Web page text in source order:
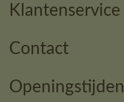
Klantenservice
Contact
Openingstijden